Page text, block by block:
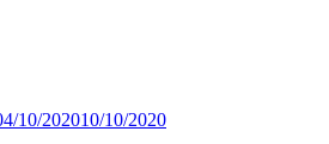
10/202010/10/2020